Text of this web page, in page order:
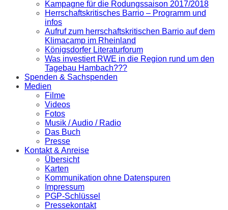
Kampagne für die Rodungssaison 2017/2018
Herrschaftskritisches Barrio – Programm und
infos
Aufruf zum herrschaftskritischen Barrio auf dem
Klimacamp im Rheinland
Königsdorfer Literaturforum
Was investiert RWE in die Region rund um den
Tagebau Hambach???
Spenden & Sachspenden
Medien
Filme
Videos
Fotos
Musik / Audio / Radio
Das Buch
Presse
Kontakt & Anreise
Übersicht
Karten
Kommunikation ohne Datenspuren
Impressum
PGP-Schlüssel
Pressekontakt